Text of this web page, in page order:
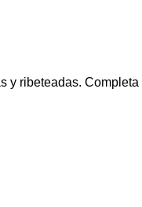
y ribeteadas.